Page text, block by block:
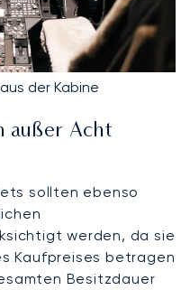
der Kabine
außer Acht
sollten ebenso
werden, da sie
Kaufpreises betragen
Besitzdauer